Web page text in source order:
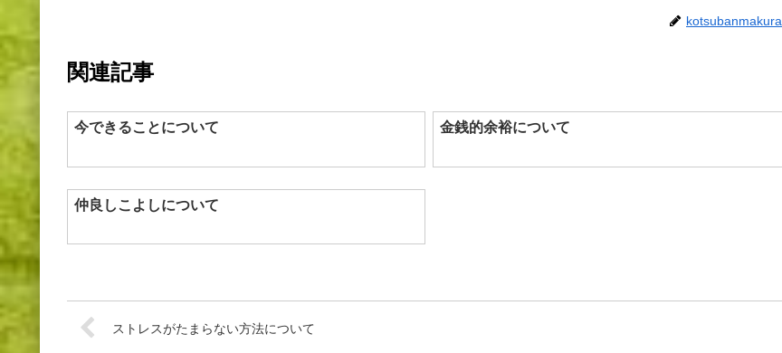
kotsubanmakura
関連記事
今できることについて 金銭的余裕について
仲良しこよしについて
ストレスがたまらない方法について